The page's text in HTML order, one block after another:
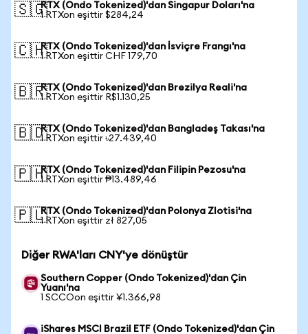
🇸🇬RTX (Ondo Tokenized)'dan Singapur Doları'na
1 RTXon eşittir $284,24
🇨🇭RTX (Ondo Tokenized)'dan İsviçre Frangı'na
1 RTXon eşittir CHF 179,70
🇧🇷RTX (Ondo Tokenized)'dan Brezilya Reali'na
1 RTXon eşittir R$1.130,25
🇧🇩RTX (Ondo Tokenized)'dan Bangladeş Takası'na
1 RTXon eşittir ৳27.439,40
🇵🇭RTX (Ondo Tokenized)'dan Filipin Pezosu'na
1 RTXon eşittir ₱13.489,46
🇵🇱RTX (Ondo Tokenized)'dan Polonya Zlotisi'na
1 RTXon eşittir zł 827,05
Diğer RWA'ları CNY'ye dönüştür
Southern Copper (Ondo Tokenized)'dan Çin
Yuanı'na
1 SCCOon eşittir ¥1.366,98
iShares MSCI Brazil ETF (Ondo Tokenized)'dan Çin